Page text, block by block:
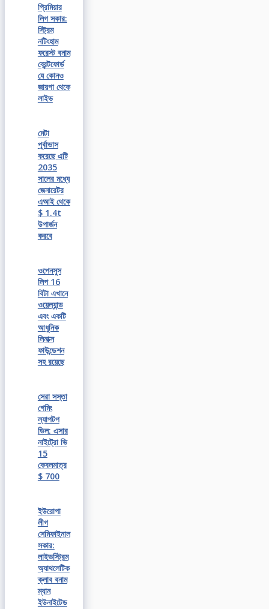
প্রিমিয়ার
লিগ সকার:
স্ট্রিম
নটিংহাম
ফরেস্ট বনাম
ব্রেন্টফোর্ড
যে কোনও
জায়গা থেকে
লাইভ
মেটা
পূর্বাভাস
করেছে এটি
2035
সালের মধ্যে
জেনারেটর
এআই থেকে
$ 1.4t
উপার্জন
করবে
ওপেনসুস
লিপ 16
বিটা এখানে
ওয়েল্যান্ড
এবং একটি
আধুনিক
লিনাক্স
ফাউন্ডেশন
সহ রয়েছে
সেরা সস্তা
গেমিং
ল্যাপটপ
ডিল: এসার
নাইট্রো ভি
15
কেবলমাত্র
$ 700
ইউরোপা
লীগ
সেমিফাইনাল
সকার:
লাইভস্ট্রিম
অ্যাথলেটিক
ক্লাব বনাম
ম্যান
ইউনাইটেড